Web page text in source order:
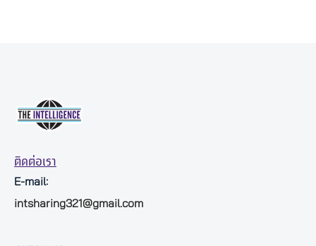
ติดต่อเรา
E-mail:
intsharing321@gmail.com